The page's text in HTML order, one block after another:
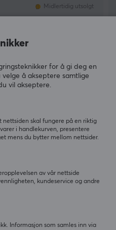
Midlertidig utsolgt
Ryggsekk 15,6” -
for å gi deg en
å akseptere samtlige
vil akseptere.
nettsiden skal fungere på en riktig
i handlekurven, presentere
mens du bytter mellom nettsider.
av vår nettside
kundeservice og andre
Informasjon som samles inn via